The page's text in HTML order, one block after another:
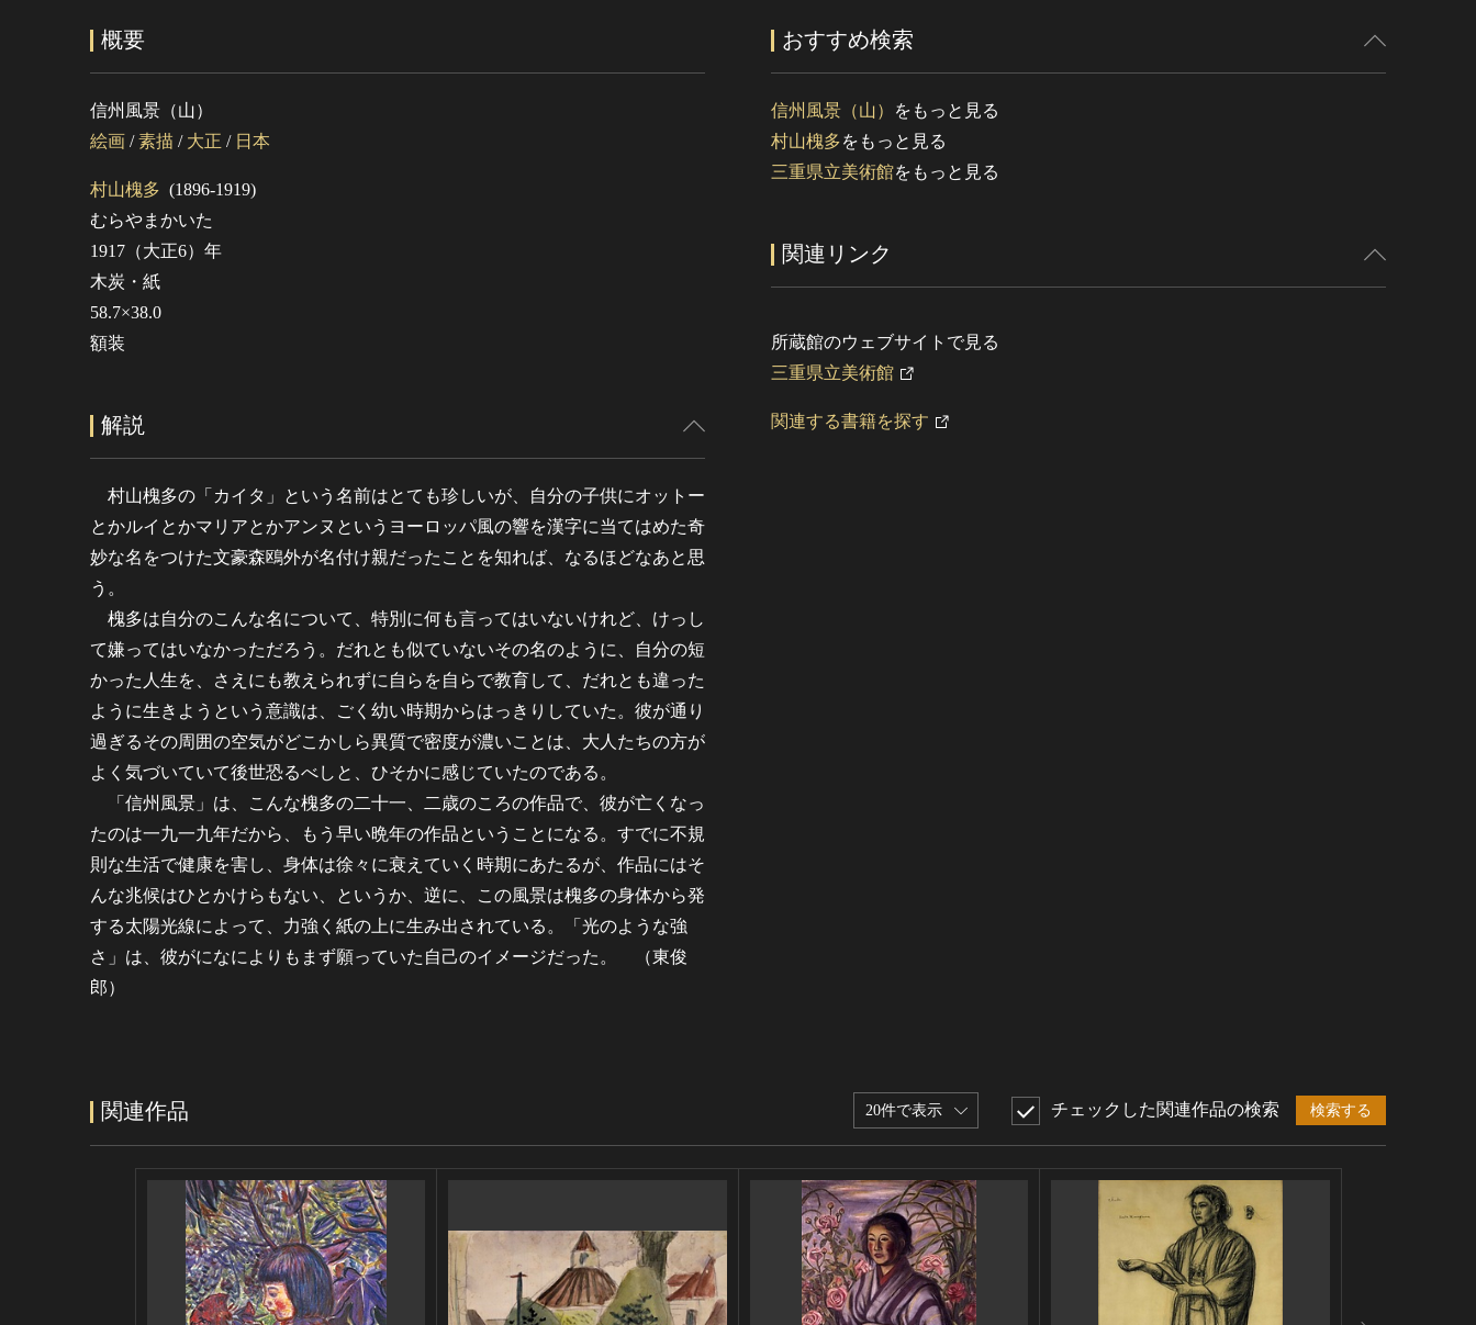
概要
信州風景（山）
絵画 /素描 / 大正 / 日本
村山槐多 (1896-1919)
むらやまかいた
1917（大正6）年
木炭・紙
58.7×38.0
額装
解説
村山槐多の「カイタ」という名前はとても珍しいが、自分の子供にオットー
とかルイとかマリアとかアンヌというヨーロッパ風の響を漢字に当てはめた奇
妙な名をつけた文豪森鴎外が名付け親だったことを知れば、なるほどなあと思
う。
槐多は自分のこんな名について、特別に何も言ってはいないけれど、けっし
て嫌ってはいなかっただろう。だれとも似ていないその名のように、自分の短
かった人生を、さえにも教えられずに自らを自らで教育して、だれとも違った
ように生きようという意識は、ごく幼い時期からはっきりしていた。彼が通り
過ぎるその周囲の空気がどこかしら異質で密度が濃いことは、大人たちの方が
よく気づいていて後世恐るべしと、ひそかに感じていたのである。
「信州風景」は、こんな槐多の二十一、二歳のころの作品で、彼が亡くなっ
たのは一九一九年だから、もう早い晩年の作品ということになる。すでに不規
則な生活で健康を害し、身体は徐々に衰えていく時期にあたるが、作品にはそ
んな兆候はひとかけらもない、というか、逆に、この風景は槐多の身体から発
する太陽光線によって、力強く紙の上に生み出されている。「光のような強
さ」は、彼がになによりもまず願っていた自己のイメージだった。 （東俊
郎）
おすすめ検索
信州風景（山）
をもっと見る
村山槐多をもっと見る
三重県立美術館をもっと見る
関連リンク
所蔵館のウェブサイトで見る
三重県立美術館
関連する書籍を探す
関連作品 20件で表示 チェックした関連作品の検索 検索する